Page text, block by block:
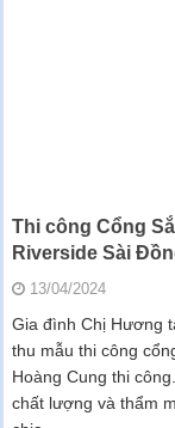
Thi công Cổng
Riverside Sài
13/04/2024
Gia đình Chị Hương
thu mẫu thi công
Hoàng Cung thi
chất lượng và thẩm